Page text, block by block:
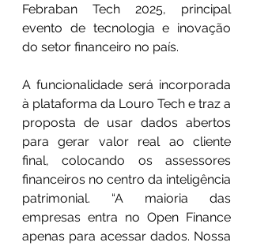
Febraban Tech 2025, principal
evento de tecnologia e inovação
do setor financeiro no país.
A funcionalidade será incorporada
à plataforma da Louro Tech e traz a
proposta de usar dados abertos
para gerar valor real ao cliente
final, colocando os assessores
financeiros no centro da inteligência
patrimonial. “A maioria das
empresas entra no Open Finance
apenas para acessar dados. Nossa